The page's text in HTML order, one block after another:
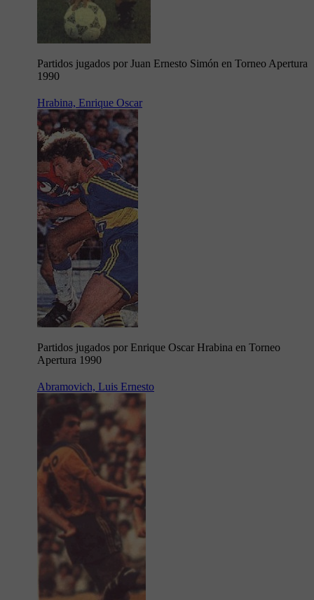
Partidos jugados por Juan Ernesto Simón en Torneo Apertura
1990
Hrabina, Enrique Oscar
Partidos jugados por Enrique Oscar Hrabina en Torneo
Apertura 1990
Abramovich, Luis Ernesto